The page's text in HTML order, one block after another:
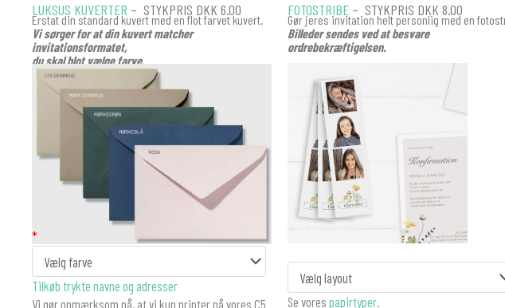
LUKSUS KUVERTER – STYKPRIS DKK 6.00
Erstat din standard kuvert med en flot farvet kuvert.
Vi sørger for at din kuvert matcher
invitationsformatet,
du skal blot vælge farve.
*
Tilkøb trykte navne og adresser
Vi gør opmærksom på, at vi kun printer på vores C5
KUVERT
antal
FOTOSTRIBE – STYKPRIS DKK 8.00
Gør jeres invitation helt personlig med en
Billeder sendes ved at besvare
ordrebekræftigelsen.
Se vores papirtyper.
Fotostribe
Konfirmation